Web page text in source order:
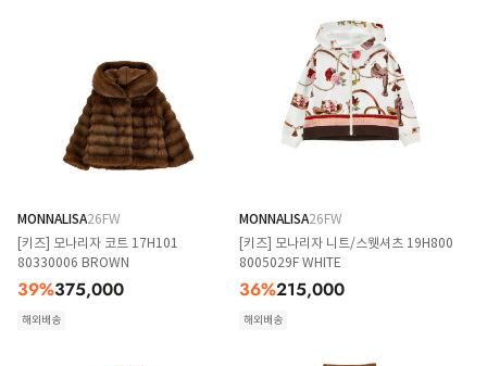
MONNALISA26FW
[키즈] 모나리자 코트 17H101
80330006 BROWN
39%375,000
해외배송
MONNALISA26FW
[키즈] 모나리자 니트/스웻셔츠 19H800
8005029F WHITE
36%215,000
해외배송